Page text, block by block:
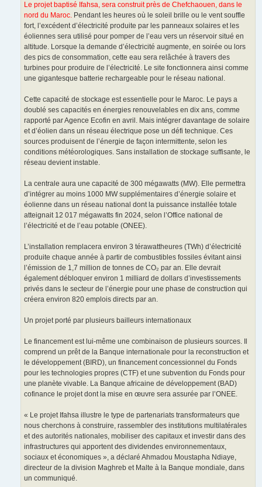
Le projet baptisé Ifahsa, sera construit près de Chefchaouen, dans le
nord du Maroc. Pendant les heures où le soleil brille ou le vent souffle
fort, l’excédent d’électricité produite par les panneaux solaires et les
éoliennes sera utilisé pour pomper de l’eau vers un réservoir situé en
altitude. Lorsque la demande d’électricité augmente, en soirée ou lors
des pics de consommation, cette eau sera relâchée à travers des
turbines pour produire de l’électricité. Le site fonctionnera ainsi comme
une gigantesque batterie rechargeable pour le réseau national.
Cette capacité de stockage est essentielle pour le Maroc. Le pays a
doublé ses capacités en énergies renouvelables en dix ans, comme
rapporté par Agence Ecofin en avril. Mais intégrer davantage de solaire
et d’éolien dans un réseau électrique pose un défi technique. Ces
sources produisent de l’énergie de façon intermittente, selon les
conditions météorologiques. Sans installation de stockage suffisante, le
réseau devient instable.
La centrale aura une capacité de 300 mégawatts (MW). Elle permettra
d’intégrer au moins 1000 MW supplémentaires d’énergie solaire et
éolienne dans un réseau national dont la puissance installée totale
atteignait 12 017 mégawatts fin 2024, selon l’Office national de
l’électricité et de l’eau potable (ONEE).
L’installation remplacera environ 3 térawattheures (TWh) d’électricité
produite chaque année à partir de combustibles fossiles évitant ainsi
l’émission de 1,7 million de tonnes de CO₂ par an. Elle devrait
également débloquer environ 1 milliard de dollars d’investissements
privés dans le secteur de l’énergie pour une phase de construction qui
créera environ 820 emplois directs par an.
Un projet porté par plusieurs bailleurs internationaux
Le financement est lui-même une combinaison de plusieurs sources. Il
comprend un prêt de la Banque internationale pour la reconstruction et
le développement (BIRD), un financement concessionnel du Fonds
pour les technologies propres (CTF) et une subvention du Fonds pour
une planète vivable. La Banque africaine de développement (BAD)
cofinance le projet dont la mise en œuvre sera assurée par l’ONEE.
« Le projet Ifahsa illustre le type de partenariats transformateurs que
nous cherchons à construire, rassembler des institutions multilatérales
et des autorités nationales, mobiliser des capitaux et investir dans des
infrastructures qui apportent des dividendes environnementaux,
sociaux et économiques », a déclaré Ahmadou Moustapha Ndiaye,
directeur de la division Maghreb et Malte à la Banque mondiale, dans
un communiqué.